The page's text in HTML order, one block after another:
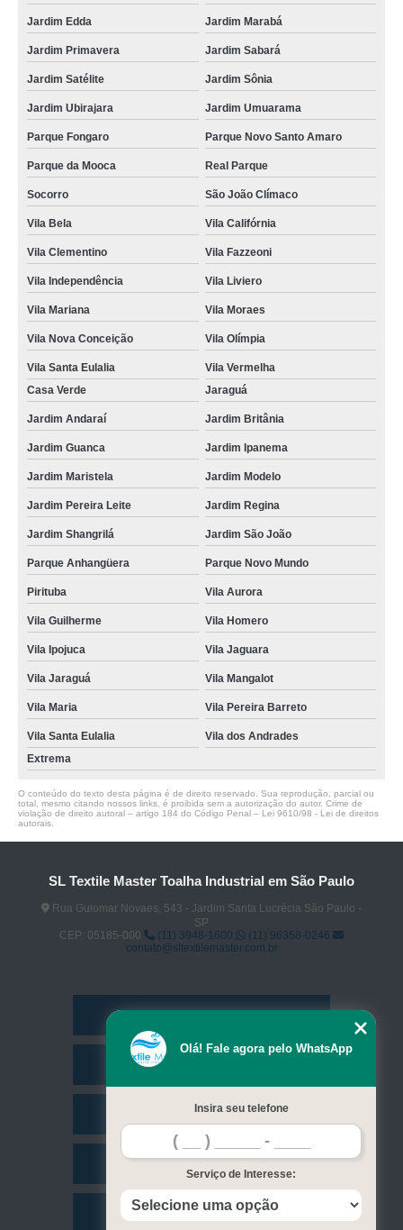
Jardim Edda Jardim Marabá
Jardim Primavera Jardim Sabará
Jardim Satélite Jardim Sônia
Jardim Ubirajara Jardim Umuarama
Parque Fongaro Parque Novo Santo Amaro
Parque da Mooca Real Parque
Socorro São João Clímaco
Vila Bela Vila Califórnia
Vila Clementino Vila Fazzeoni
Vila Independência Vila Liviero
Vila Mariana Vila Moraes
Vila Nova Conceição Vila Olímpia
Vila Santa Eulalia
Vila Vermelha
Casa Verde
Jaraguá
Jardim Andaraí Jardim Britânia
Jardim Guanca Jardim Ipanema
Jardim Maristela Jardim Modelo
Jardim Pereira Leite Jardim Regina
Jardim Shangrilá Jardim São João
Parque Anhangüera Parque Novo Mundo
Pirituba Vila Aurora
Vila Guilherme Vila Homero
Vila Ipojuca Vila Jaguara
Vila Jaraguá Vila Mangalot
Vila Maria Vila Pereira Barreto
Vila Santa Eulalia
Vila dos Andrades
Extrema
O conteúdo do texto desta página é de direito reservado. Sua reprodução, parcial ou
total, mesmo citando nossos links, é proibida sem a autorização do autor. Crime de
violação de direito autoral – artigo 184 do Código Penal – Lei 9610/98 - Lei de direitos
autorais
SL Textile Master Toalha Industrial em São Paulo
Rua Guiomar Novaes, 543 - Jardim Santa Lucrécia São Paulo -
SP
CEP: 05185-000
(11) 3948-1600
(11) 96358-0246
contato@sltextilemaster.com.br
Missão
Contato
Olá! Fale agora pelo WhatsApp
Insira seu telefone
Serviço de Interesse: